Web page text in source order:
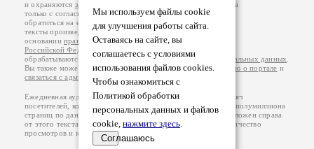
Мы используем файлы cookie
для улучшения работы сайта.
Оставаясь на сайте, вы
соглашаетесь с условиями
использования файлов cookies.
Чтобы ознакомиться с
Политикой обработки
персональных данных и файлов
cookie, нажмите здесь.
Соглашаюсь
и охраняются законом
. Перепечатка произведений возможна
только с согласия его автора, к которому вы можете
обратиться на его авторской странице. Ответственность за
тексты произведений авторы несут самостоятельно на
основанииправил публикацииизаконодательства
Российской Федерации
обрабатываются на основанииПолитики обработки персональных данных
Вы также можете посмотреть более подробнуюинформацию о портале и
связаться с администрацией
Ежедневная аудитория портала Проза.ру – порядка 100 тысяч
посетителей, которые в общей сумме просматривают более полумиллиона
страниц по данным счетчика посещаемости, который расположен справа
от этого текста. В каждой графе указано по две цифры: количество
просмотров и количество посетителей.